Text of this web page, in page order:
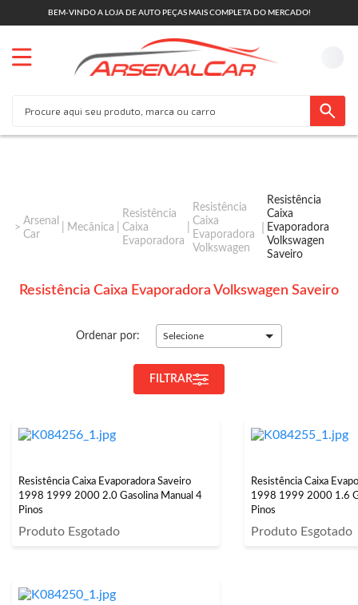
BEM-VINDO A LOJA DE AUTO PEÇAS MAIS COMPLETA DO MERCADO!
Arsenal
Car
Mecânica
Resistência
Caixa
Evaporadora
Resistência
Caixa
Evaporadora
Volkswagen
Resistência
Caixa
Evaporadora
Volkswagen
Saveiro
Resistência Caixa Evaporadora Volkswagen Saveiro
Ordenar por: Selecione
FILTRAR
Resistência Caixa Evaporadora Saveiro
1998 1999 2000 2.0 Gasolina Manual 4
Pinos
Produto Esgotado
Resistência Caixa
1998 1999 2000 1.6
Pinos
Produto Esgotado